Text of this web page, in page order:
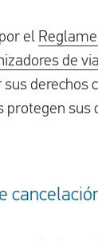
el
de
derechos